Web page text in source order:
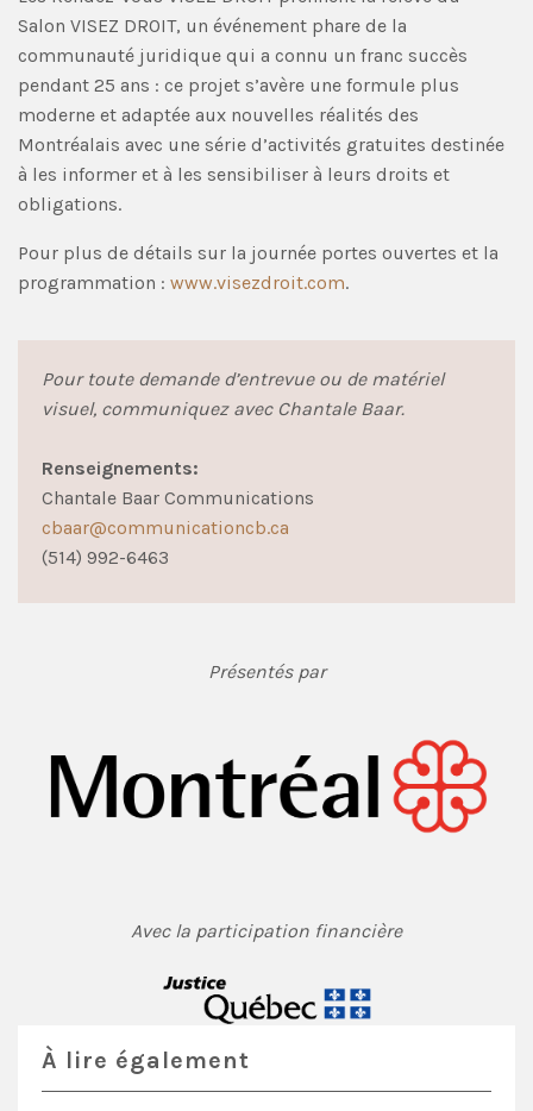
Salon VISEZ DROIT, un événement phare de la
communauté juridique qui a connu un franc succès
pendant 25 ans : ce projet s’avère une formule plus
moderne et adaptée aux nouvelles réalités des
Montréalais avec une série d’activités gratuites destinée
à les informer et à les sensibiliser à leurs droits et
obligations.
Pour plus de détails sur la journée portes ouvertes et la
programmation : www.visezdroit.com.
Pour toute demande d’entrevue ou de matériel
visuel, communiquez avec Chantale Baar.
Renseignements:
Chantale Baar Communications
cbaar@communicationcb.ca
(514) 992-6463
Présentés par
Avec la participation financière
À lire également